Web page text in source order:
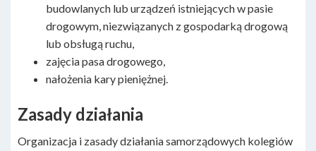
budowlanych lub urządzeń istniejących w pasie
drogowym, niezwiązanych z gospodarką drogową
lub obsługą ruchu,
zajęcia pasa drogowego,
nałożenia kary pieniężnej.
Zasady działania
Organizacja i zasady działania samorządowych kolegiów